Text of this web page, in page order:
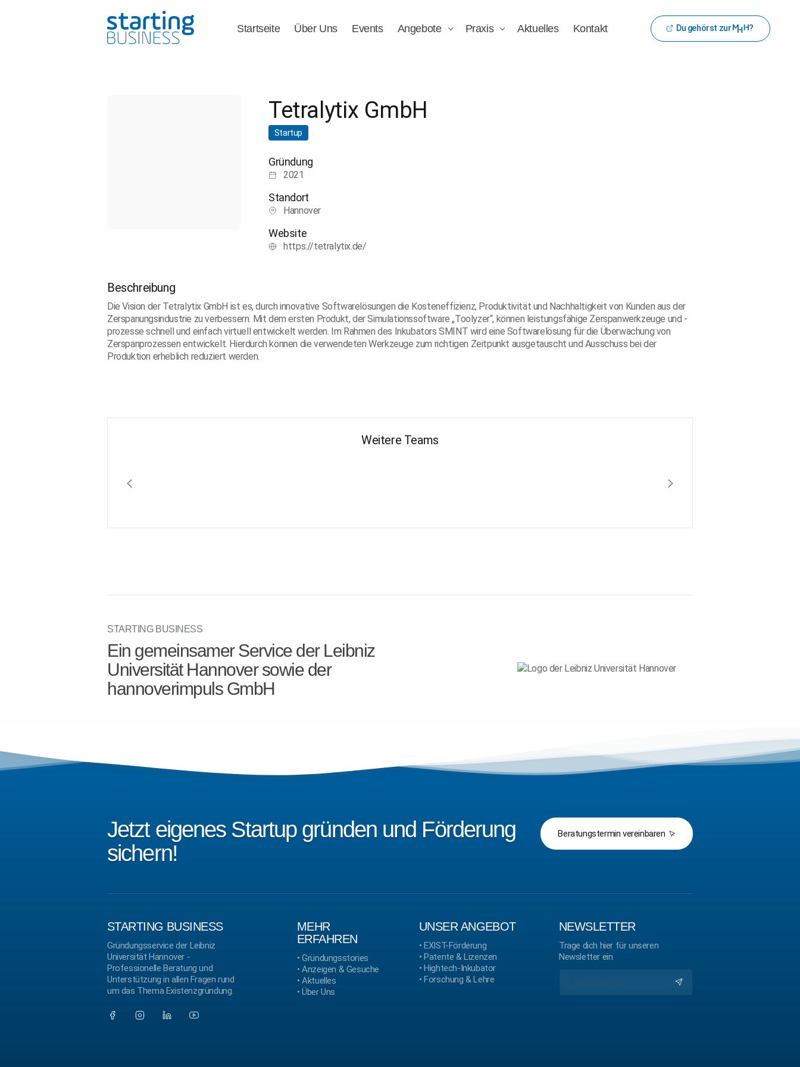
Startseite Über Uns Events Angebote Praxis Aktuelles Kontakt Du gehörst zur ?
Tetralytix GmbH
Startup
Gründung
2021
Standort
Hannover
Website
https://tetralytix.de/
Beschreibung
Die Vision der Tetralytix GmbH ist es, durch innovative Softwarelösungen die Kosteneffizienz, Produktivität und Nachhaltigkeit von Kunden aus der
Zerspanungsindustrie zu verbessern. Mit dem ersten Produkt, der Simulationssoftware „Toolyzer“, können leistungsfähige Zerspanwerkzeuge und -
prozesse schnell und einfach virtuell entwickelt werden. Im Rahmen des Inkubators SMINT wird eine Softwarelösung für die Überwachung von
Zerspanprozessen entwickelt. Hierdurch können die verwendeten Werkzeuge zum richtigen Zeitpunkt ausgetauscht und Ausschuss bei der
Produktion erheblich reduziert werden.
Weitere Teams
STARTING BUSINESS
Ein gemeinsamer Service der Leibniz
Universität Hannover sowie der
hannoverimpuls GmbH
Jetzt eigenes Startup gründen und Förderung
sichern!
Beratungstermin vereinbaren
STARTING BUSINESS
Gründungsservice der Leibniz
Universität Hannover -
Professionelle Beratung und
Unterstützung in allen Fragen rund
um das Thema Existenzgründung.
MEHR
ERFAHREN
•Gründungsstories
•Anzeigen & Gesuche
•Aktuelles
•Über Uns
UNSER ANGEBOT
• EXIST-Förderung
• Patente & Lizenzen
• Hightech-Inkubator
• Forschung & Lehre
NEWSLETTER
Trage dich hier für unseren
Newsletter ein